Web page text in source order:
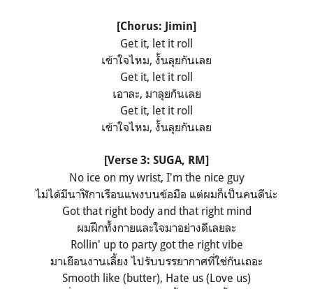
[Chorus: Jimin]
Get it, let it roll
เข้าใจไหม, งั้นลุยกันเลย
Get it, let it roll
เอาละ, มาลุยกันเลย
Get it, let it roll
เข้าใจไหม, งั้นลุยกันเลย
[Verse 3: SUGA, RM]
No ice on my wrist, I'm the nice guy
ไม่ได้มีนาฬิกาเรือนแพงบนข้อมือ แต่ผมก็เป็นคนดีน่ะ
Got that right body and that right mind
ผมฝึกทั้งกายและใจมาอย่างดีเลยละ
Rollin' up to party got the right vibe
มาเยือนงานเลี้ยง ไปรับบรรยากาศที่ใช่กันเถอะ
Smooth like (butter), Hate us (Love us)